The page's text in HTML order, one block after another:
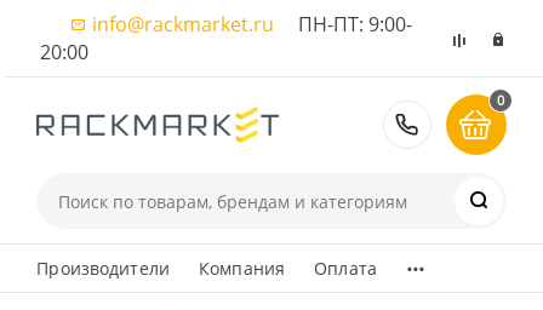
info@rackmarket.ru ПН-ПТ: 9:00-
20:00
8 (495)
0
Производители Компания Оплата ...